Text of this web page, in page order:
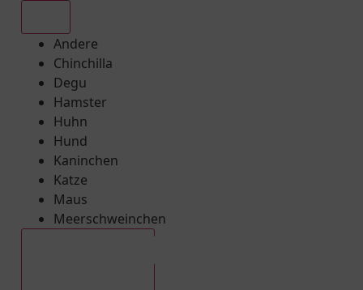
Andere
Chinchilla
Degu
Hamster
Huhn
Hund
Kaninchen
Katze
Maus
Meerschweinchen